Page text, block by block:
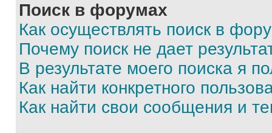
Поиск в форумах
Как осуществлять поиск в
Почему поиск не дает
В результате моего поиска я
Как найти конкретного
Как найти свои сообщения и